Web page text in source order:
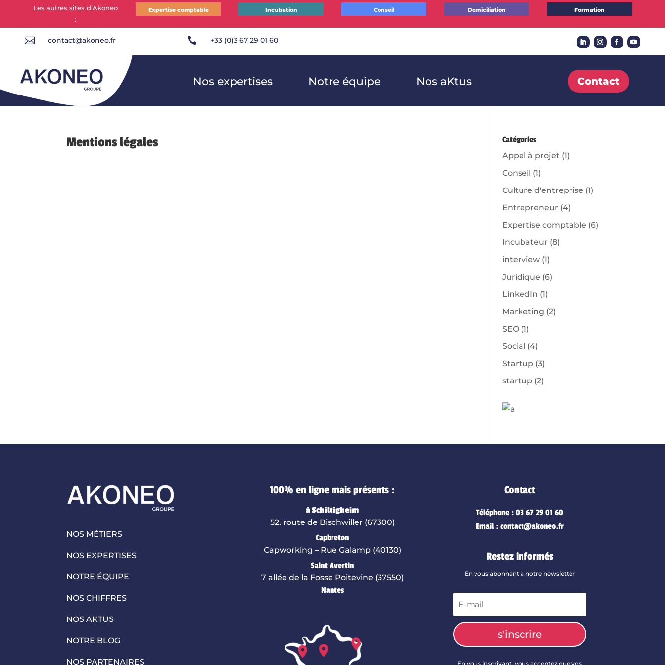
Les autres sites d’Akoneo
:
Expertise comptable Incubation Conseil Domiciliation Formation
 contact@akoneo.fr  +33 (0)3 67 29 01 60
Nos expertises Notre équipe Nos aKtus Contact
Mentions légales Catégories
Appel à projet (1)
Conseil (1)
Culture d'entreprise (1)
Entrepreneur (4)
Expertise comptable (6)
Incubateur (8)
interview (1)
Juridique (6)
LinkedIn (1)
Marketing (2)
SEO (1)
Social (4)
Startup (3)
startup (2)
NOS MÉTIERS
NOS EXPERTISES
NOTRE ÉQUIPE
NOS CHIFFRES
NOS AKTUS
NOTRE BLOG
NOS PARTENAIRES
100% en ligne mais présents :
à Schiltigheim
52, route de Bischwiller (67300)
Capbreton
Capworking – Rue Galamp (40130)
Saint Avertin
7 allée de la Fosse Poitevine (37550)
Nantes
Contact
Téléphone : 03 67 29 01 60
Email : contact@akoneo.fr
Restez informés
En vous abonnant à notre newsletter
s'inscrire
En vous inscrivant, vous acceptez que vos